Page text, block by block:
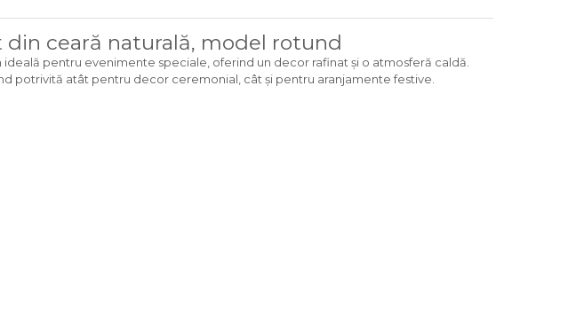
ceară naturală, model rotund
ideală pentru evenimente speciale, oferind un decor rafinat și o atmosferă caldă.
potrivită atât pentru decor ceremonial, cât și pentru aranjamente festive.